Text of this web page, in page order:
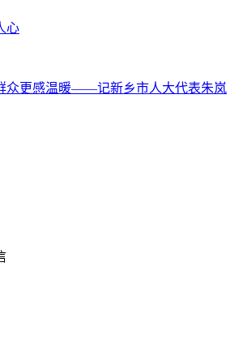
心
众更感温暖——记新乡市人大代表朱岚